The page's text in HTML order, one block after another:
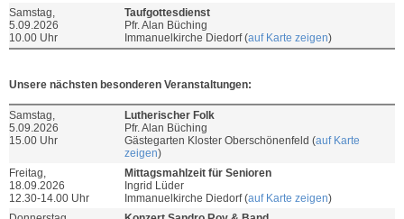
Samstag,
5.09.2026
10.00 Uhr
Taufgottesdienst
Pfr. Alan Büching
Immanuelkirche Diedorf (auf Karte zeigen)
Unsere nächsten besonderen Veranstaltungen:
Samstag,
5.09.2026
15.00 Uhr
Lutherischer Folk
Pfr. Alan Büching
Gästegarten Kloster Oberschönenfeld (auf Karte
zeigen)
Freitag,
18.09.2026
12.30-14.00 Uhr
Mittagsmahlzeit für Senioren
Ingrid Lüder
Immanuelkirche Diedorf (auf Karte zeigen)